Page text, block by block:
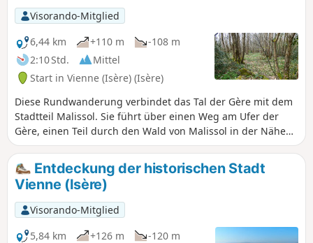
Visorando-Mitglied
6,44 km
+110 m
-108 m
2:10 Std.
Mittel
Start in Vienne (Isère) (Isère)
Diese Rundwanderung verbindet das Tal der Gère mit dem
Stadtteil Malissol. Sie führt über einen Weg am Ufer der
Gère, einen Teil durch den Wald von Malissol in der Nähe
des Trimm-dich-Pfads und einige mineralischere Abschnitte
im Herzen des Stadtteils Malissol. Familienwanderung mit
geringem Höhenunterschied, die mit flachen,
geschlossenen Schuhen (Waldwege) zu bewältigen ist.
Entdeckung der historischen Stadt
Vienne (Isère)
Visorando-Mitglied
5,84 km
+126 m
-120 m